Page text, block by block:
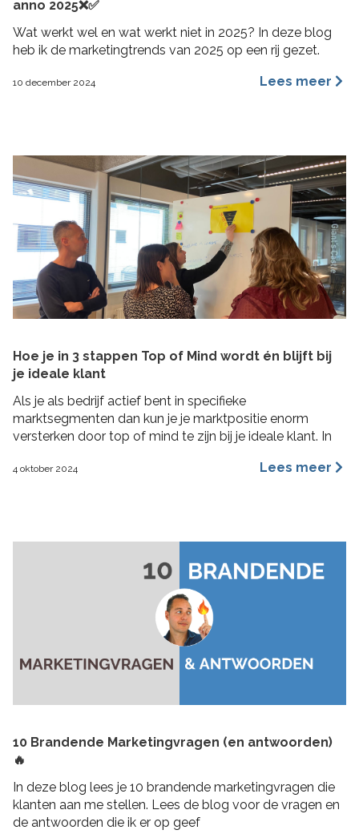
anno 2025❌✅
Wat werkt wel en wat werkt niet in 2025? In deze blog
heb ik de marketingtrends van 2025 op een rij gezet.
10 december 2024 Lees meer
Hoe je in 3 stappen Top of Mind wordt én blijft bij
je ideale klant
Als je als bedrijf actief bent in specifieke
marktsegmenten dan kun je je marktpositie enorm
versterken door top of mind te zijn bij je ideale klant. In
of Mind positie kunt veroveren bij je ideale klant met de
4 oktober 2024 Lees meer
10 Brandende Marketingvragen (en antwoorden)
🔥
In deze blog lees je 10 brandende marketingvragen die
klanten aan me stellen. Lees de blog voor de vragen en
de antwoorden die ik er op geef